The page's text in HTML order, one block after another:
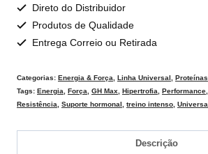
Direto do Distribuidor
Produtos de Qualidade
Entrega Correio ou Retirada
Categorias: Energia & Força Linha Universal Proteínas
Tags: Energia Força GH Max Hipertrofia Performance
Resistência
Suporte hormonal treino intenso
Descrição